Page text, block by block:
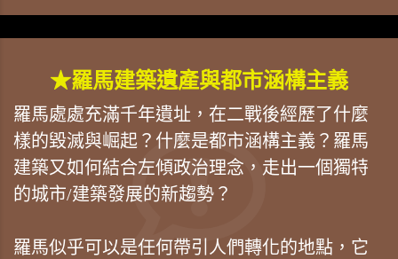
★羅馬建築遺產與都市涵構主義
羅馬處處充滿千年遺址，在二戰後經歷了什麼
樣的毀滅與崛起？什麼是都市涵構主義？羅馬
建築又如何結合左傾政治理念，走出一個獨特
的城市/建築發展的新趨勢？
羅馬似乎可以是任何帶引人們轉化的地點，它